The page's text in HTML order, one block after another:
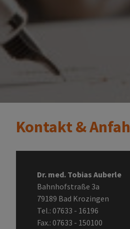
Kontakt &
Dr. med. Tobias Auberle
Bahnhofstraße 3a
79189 Bad Krozingen
Tel.: 07633 - 16196
Fax.: 07633 - 150100